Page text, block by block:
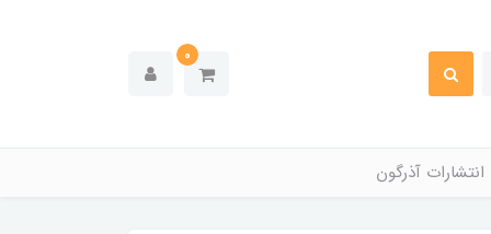
0
انتشارات آذرگون